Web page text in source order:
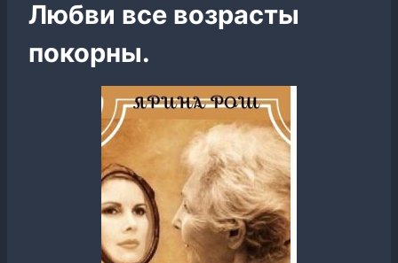
Любви все возрасты
покорны.